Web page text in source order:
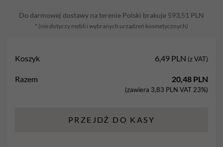
Do darmowej dostawy na terenie Polski brakuje 593,51 PLN
* (nie dotyczy mebli i wybranych urządzeń kosmetycznych)
Koszyk 6,49 PLN (z VAT)
Razem 20,48 PLN
(zawiera 3,83 PLN VAT 23%)
PRZEJDŹ DO KASY